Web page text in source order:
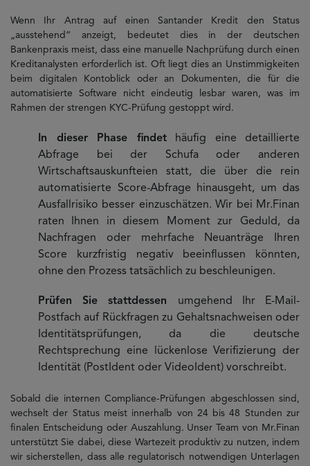
Wenn Ihr Antrag auf einen Santander Kredit den Status
„ausstehend“ anzeigt, bedeutet dies in der deutschen
Bankenpraxis meist, dass eine manuelle Nachprüfung durch einen
Kreditanalysten erforderlich ist. Oft liegt dies an Unstimmigkeiten
beim digitalen Kontoblick oder an Dokumenten, die für die
automatisierte Software nicht eindeutig lesbar waren, was im
Rahmen der strengen KYC-Prüfung gestoppt wird.
In dieser Phase findethäufig eine detaillierte
Abfrage bei der Schufa oder anderen
Wirtschaftsauskunfteien statt, die über die rein
automatisierte Score-Abfrage hinausgeht, um das
Ausfallrisiko besser einzuschätzen. Wir bei Mr.Finan
raten Ihnen in diesem Moment zur Geduld, da
Nachfragen oder mehrfache Neuanträge Ihren
Score kurzfristig negativ beeinflussen könnten,
ohne den Prozess tatsächlich zu beschleunigen.
Prüfen Sie stattdessen umgehend Ihr E-Mail-
Postfach auf Rückfragen zu Gehaltsnachweisen oder
Identitätsprüfungen, da die deutsche
Rechtsprechung eine lückenlose Verifizierung der
Identität (PostIdent oder VideoIdent) vorschreibt.
Sobald die internen Compliance-Prüfungen abgeschlossen sind,
wechselt der Status meist innerhalb von 24 bis 48 Stunden zur
finalen Entscheidung oder Auszahlung. Unser Team von Mr.Finan
unterstützt Sie dabei, diese Wartezeit produktiv zu nutzen, indem
wir sicherstellen, dass alle regulatorisch notwendigen Unterlagen